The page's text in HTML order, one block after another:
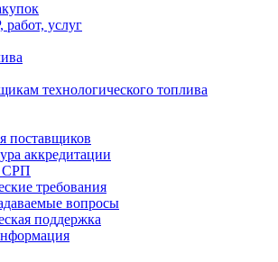
услуг
технологического топлива
поставщиков
аккредитации
СРП
требования
вопросы
поддержка